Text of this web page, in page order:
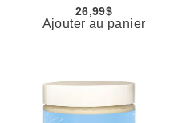
26,99$
Ajouter au panier